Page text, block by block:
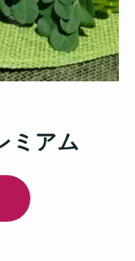
ミアム